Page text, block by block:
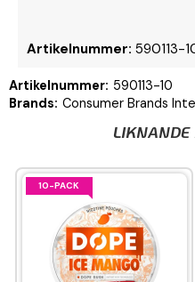
Artikelnummer: 590113-
Artikelnummer: 590113-10
Brands: Consumer Brands
LIKNANDE
10-PACK